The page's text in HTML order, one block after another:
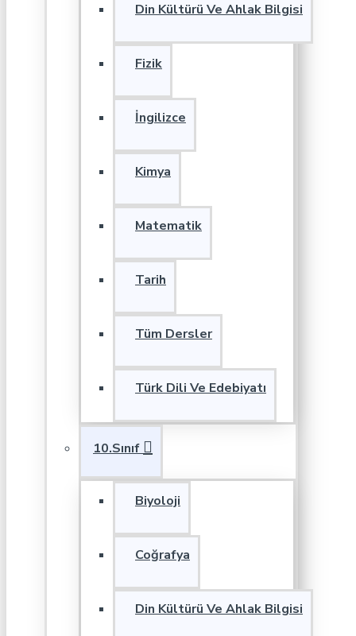
Din Kültürü Ve Ahlak Bilgisi
Fizik
İngilizce
Kimya
Matematik
Tarih
Tüm Dersler
Türk Dili Ve Edebiyatı
10.Sınıf
Biyoloji
Coğrafya
Din Kültürü Ve Ahlak Bilgisi